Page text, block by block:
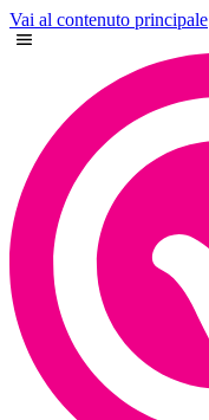
Vai al contenuto principale